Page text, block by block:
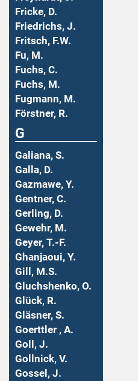
Fricke, D.
Friedrichs, J.
Fritsch, F.W.
Fu, M.
Fuchs, C.
Fuchs, M.
Fugmann, M.
Förstner, R.
G
Galiana, S.
Galla, D.
Gazmawe, Y.
Gentner, C.
Gerling, D.
Gewehr, M.
Geyer, T.-F.
Ghanjaoui, Y.
Gill, M.S.
Gluchshenko, O.
Glück, R.
Gläsner, S.
Goerttler , A.
Goll, J.
Gollnick, V.
Gossel, J.